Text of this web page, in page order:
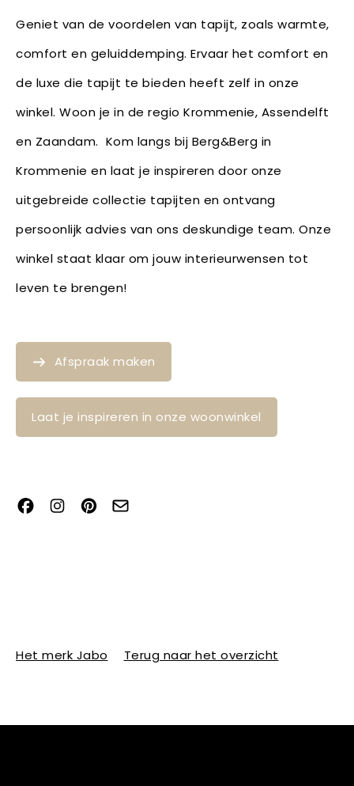
Geniet van de voordelen van tapijt, zoals warmte,
comfort en geluiddemping. Ervaar het comfort en
de luxe die tapijt te bieden heeft zelf in onze
winkel. Woon je in de regio Krommenie, Assendelft
en Zaandam. Kom langs bij Berg&Berg in
Krommenie en laat je inspireren door onze
uitgebreide collectie tapijten en ontvang
persoonlijk advies van ons deskundige team. Onze
winkel staat klaar om jouw interieurwensen tot
leven te brengen!
Afspraak maken
Laat je inspireren in onze woonwinkel
Het merk Jabo Terug naar het overzicht